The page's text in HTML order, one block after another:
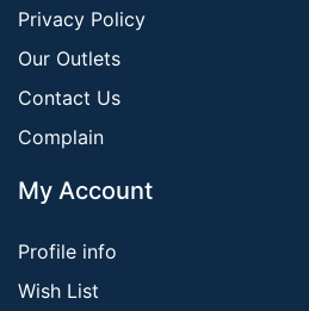
Privacy Policy
Our Outlets
Contact Us
Complain
My Account
Profile info
Wish List